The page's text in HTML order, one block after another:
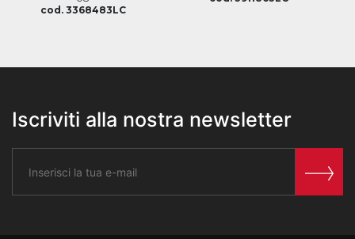
cod. 3368483LC
Iscriviti alla nostra newsletter